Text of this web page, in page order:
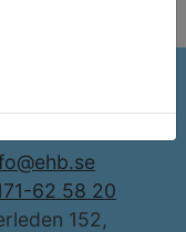
oss
62 58 20
152,